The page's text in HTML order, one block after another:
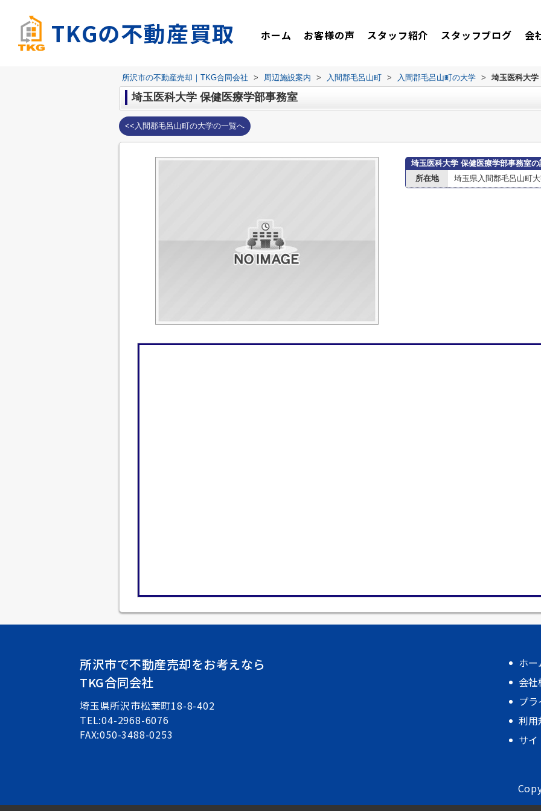
TKGの不動産買取 ホーム お客様の声 スタッフ紹介 スタッフブログ 会
所沢市の不動産売却｜TKG合同会社 > 周辺施設案内 > 入間郡毛呂山町 > 入間郡毛呂山町の大学 > 埼玉医科大
埼玉医科大学 保健医療学部事務室
<<入間郡毛呂山町の大学の一覧へ
埼玉医科大学 保健医療学部事務室
所在地
埼玉県入間郡毛呂山町
所沢市で不動産売却をお考えなら
TKG合同会社
埼玉県所沢市松葉町18-8-402
TEL:04-2968-6076
FAX:050-3488-0253
ホー
会
プ
利用
サ